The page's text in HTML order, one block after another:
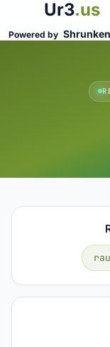
Ur3.us
Powered by Shrunken